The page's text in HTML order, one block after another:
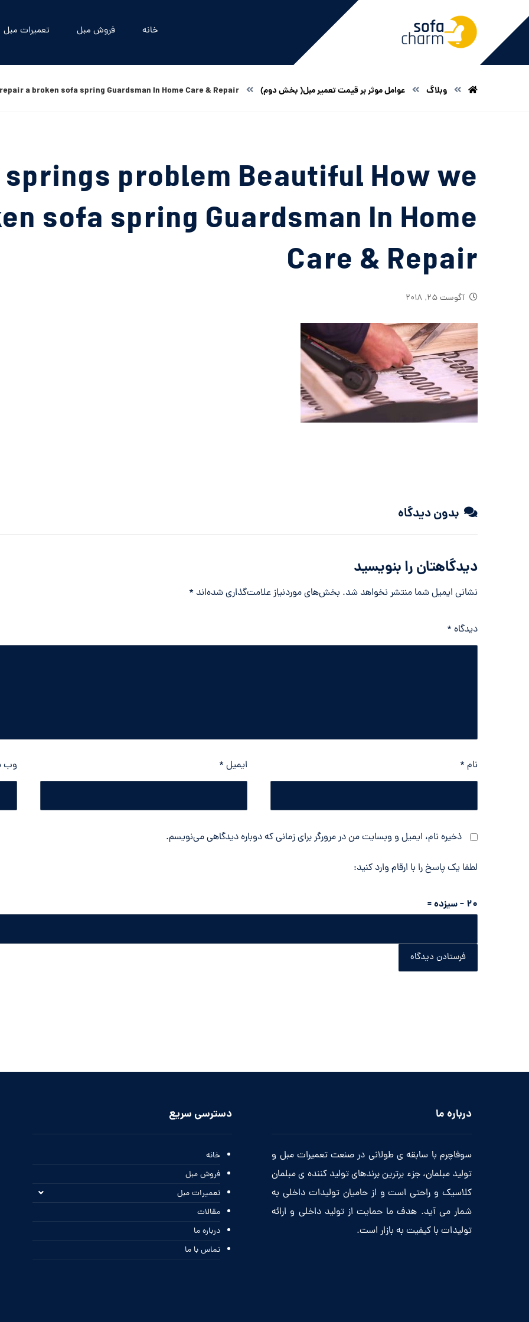
خانه فروش مبل تعمیرات مبل
وبلاگ عوامل موثر بر قیمت تعمیر مبل( بخش دوم) a broken sofa spring Guardsman In Home Care & Repair
problem Beautiful How we
sofa spring Guardsman In Home
Care & Repair
آگوست ۲۵, ۲۰۱۸
بدون دیدگاه
دیدگاهتان را بنویسید
نشانی ایمیل شما منتشر نخواهد شد. بخش‌های موردنیاز علامت‌گذاری شده‌اند *
دیدگاه *
نام * ایمیل * وب‌
ذخیره نام، ایمیل و وبسایت من در مرورگر برای زمانی که دوباره دیدگاهی می‌نویسم.
لطفا یک پاسخ را با ارقام وارد کنید:
20 − سیزده =
فرستادن دیدگاه
درباره ما
سوفاچرم با سابقه ی طولانی در صنعت تعمیرات مبل و
تولید مبلمان، جزء برترین برندهای تولید کننده ی مبلمان
کلاسیک و راحتی است و از حامیان تولیدات داخلی به
شمار می آید. هدف ما حمایت از تولید داخلی و ارائه
تولیدات با کیفیت به بازار است.
دسترسی سریع
خانه
فروش مبل
تعمیرات مبل
مقالات
درباره ما
تماس با ما